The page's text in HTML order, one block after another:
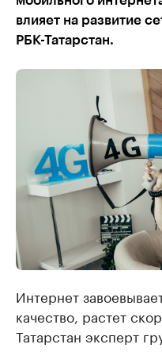
влияет на развитие
РБК-Татарстан.
Интернет
качество, растет
Татарстан эксперт